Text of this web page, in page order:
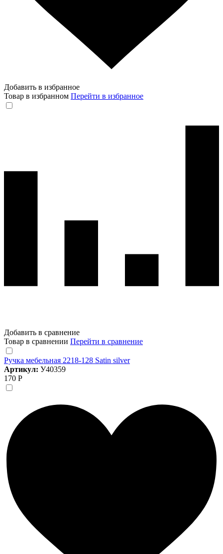
Добавить в избранное
Товар в избранном Перейти в избранное
Добавить в сравнение
Товар в сравнении Перейти в сравнение
Ручка мебельная 2218-128 Satin silver
Артикул: У40359
170 Р